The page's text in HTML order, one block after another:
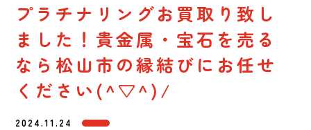
プラチナリングお買取り致し
ました！貴金属・宝石を売る
なら松山市の縁結びにお任せ
ください(^▽^)/
2024.11.24